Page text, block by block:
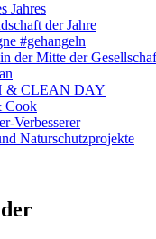
Jahres
der Jahre
#gehangeln
der Mitte der
& CLEAN DAY
Cook
Verbesserer
Naturschutzprojekte